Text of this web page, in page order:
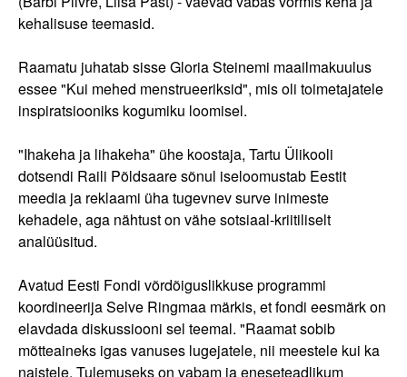
kehalisuse teemasid.
Raamatu juhatab sisse Gloria Steinemi maailmakuulus
essee "Kui mehed menstrueeriksid", mis oli toimetajatele
inspiratsiooniks kogumiku loomisel.
"Ihakeha ja lihakeha" ühe koostaja, Tartu Ülikooli
dotsendi Raili Põldsaare sõnul iseloomustab Eestit
meedia ja reklaami üha tugevnev surve inimeste
kehadele, aga nähtust on vähe sotsiaal-kriitiliselt
analüüsitud.
Avatud Eesti Fondi võrdõiguslikkuse programmi
koordineerija Selve Ringmaa märkis, et fondi eesmärk on
elavdada diskussiooni sel teemal. "Raamat sobib
mõtteaineks igas vanuses lugejatele, nii meestele kui ka
naistele. Tulemuseks on vabam ja eneseteadlikum